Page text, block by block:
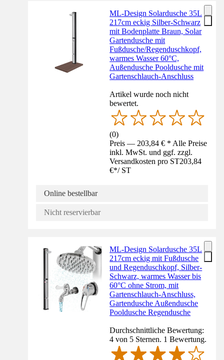
ML-Design Solardusche 35L
217cm eckig Silber-Schwarz
mit Bodenplatte Braun, Solar
Gartendusche mit
Fußdusche/Regenduschkopf,
warmes Wasser 60°C,
Außendusche Pooldusche mit
Gartenschlauch-Anschluss
Artikel wurde noch nicht
bewertet.
(0)
Preis — 203,84 € * Alle Preise
inkl. MwSt. und ggf. zzgl.
Versandkosten pro ST203,84
€*/ ST
Online bestellbar
Nicht reservierbar
ML-Design Solardusche 35L
217cm eckig mit Fußdusche
und Regenduschkopf, Silber-
Schwarz, warmes Wasser bis
60°C ohne Strom, mit
Gartenschlauch-Anschluss,
Gartendusche Außendusche
Pooldusche Regendusche
Durchschnittliche Bewertung:
4 von 5 Sternen. 1 Bewertung.